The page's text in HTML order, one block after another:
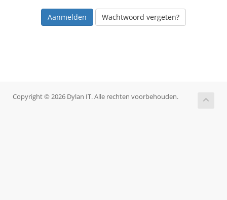
Wachtwoord vergeten?
Copyright © 2026 Dylan IT. Alle rechten voorbehouden.